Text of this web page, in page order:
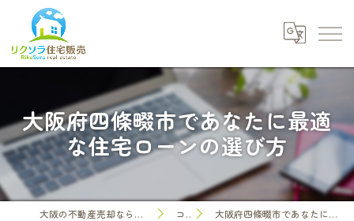
大阪府四條畷市であなたに最適
な住宅ローンの選び方
大阪の不動産売却なら株式会社リクソラ住宅販売 コラム 大阪府四條畷市であなたに最適な住宅ローンの選び方